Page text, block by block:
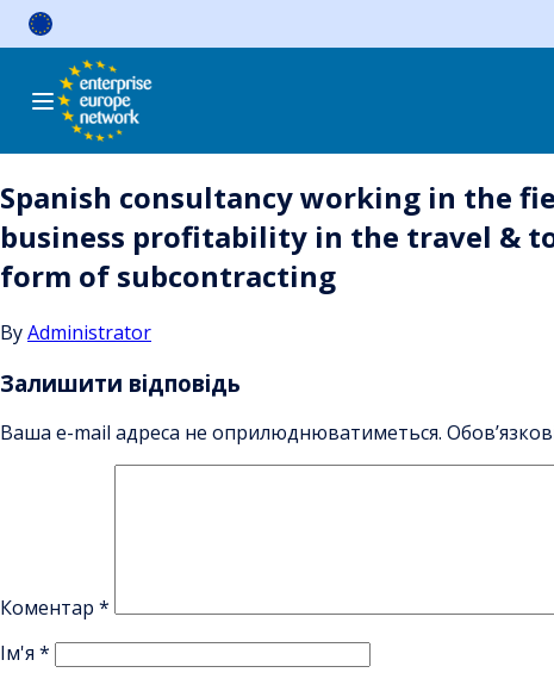
Skip
Spanish consultancy working in the
business profitability in the travel &
form of subcontracting
ByAdministrator
Залишити відповідь
Ваша e-mail адреса не оприлюднюватиметься.
Коментар *
Ім'я *